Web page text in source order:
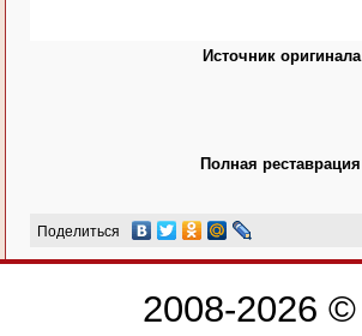
Источник оригинала
Полная реставрация
Поделиться
2008-2026 ©